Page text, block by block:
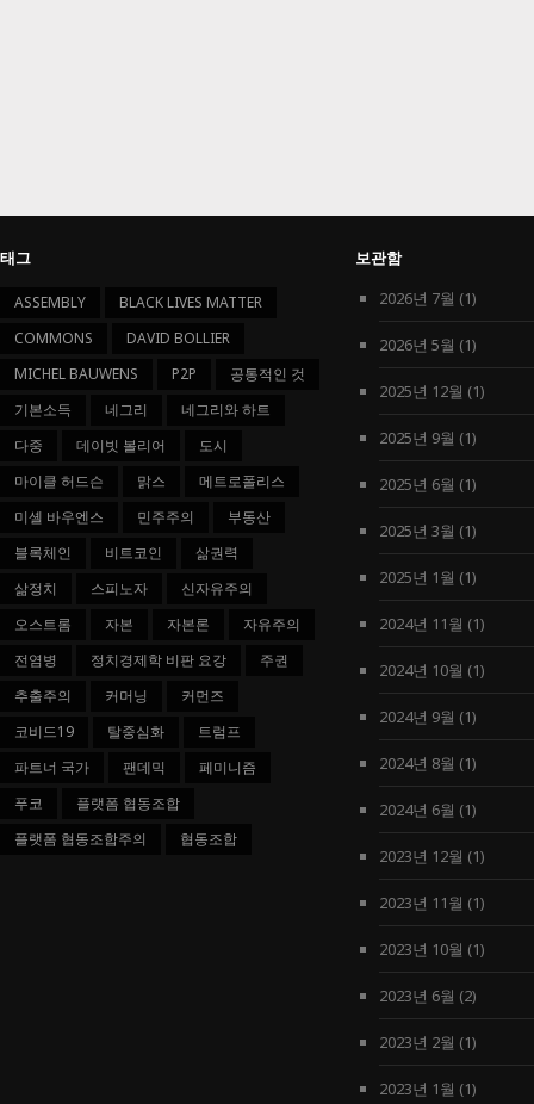
태그
ASSEMBLY
BLACK LIVES MATTER
COMMONS
DAVID BOLLIER
MICHEL BAUWENS
P2P
공통적인 것
기본소득
네그리
네그리와 하트
다중
데이빗 볼리어
도시
마이클 허드슨
맑스
메트로폴리스
미셸 바우엔스
민주주의
부동산
블록체인
비트코인
삶권력
삶정치
스피노자
신자유주의
오스트롬
자본 자본론
자유주의
전염병
정치경제학 비판 요강
주권
추출주의
커머닝
커먼즈
코비드19
탈중심화
트럼프
파트너 국가
팬데믹
페미니즘
푸코
플랫폼 협동조합
플랫폼 협동조합주의
협동조합
보관함
2026년 7월 (1)
2026년 5월 (1)
2025년 12월 (1)
2025년 9월 (1)
2025년 6월 (1)
2025년 3월 (1)
2025년 1월 (1)
2024년 11월 (1)
2024년 10월 (1)
2024년 9월 (1)
2024년 8월 (1)
2024년 6월 (1)
2023년 12월 (1)
2023년 11월 (1)
2023년 10월 (1)
2023년 6월 (2)
2023년 2월 (1)
2023년 1월 (1)